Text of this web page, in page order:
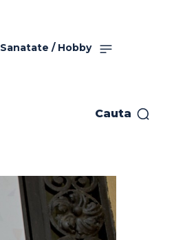
Sanatate / Hobby
Cauta